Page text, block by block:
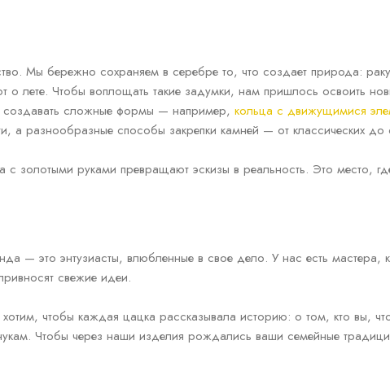
Мы бережно сохраняем в серебре то, что создает природа:
о лете. Чтобы воплощать такие задумки, нам пришлось освоить
сложные формы — например, кольца с движущимися
а разнообразные способы закрепки камней — от классических
золотыми руками превращают эскизы в реальность. Это место,
— это энтузиасты, влюбленные в свое дело. У нас есть мастера,
свежие идеи.
чтобы каждая цацка рассказывала историю: о том, кто вы,
Чтобы через наши изделия рождались ваши семейные